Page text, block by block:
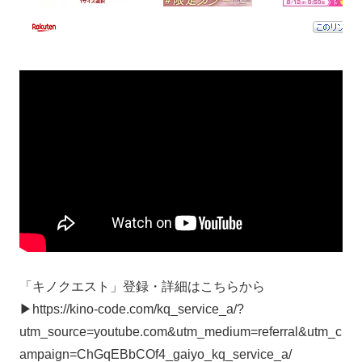
「キノクエスト」登録・詳細はこちらから
▶︎https://kino-code.com/kq_service_a/?
utm_source=youtube.com&utm_medium=referral&utm_c
ampaign=ChGqEBbCOf4_gaiyo_kq_service_a/